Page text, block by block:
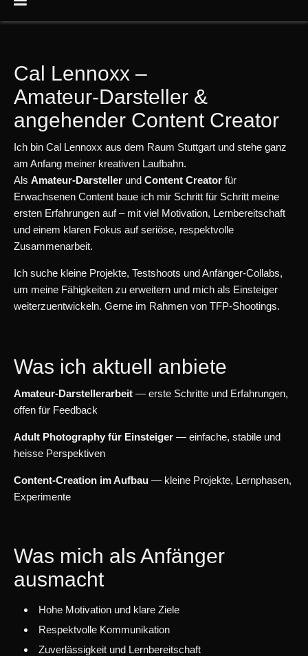
Cal Lennoxx –
Amateur‑Darsteller &
angehender Content Creator
Ich bin Cal Lennoxx aus dem Raum Stuttgart und stehe ganz
am Anfang meiner kreativen Laufbahn.
Als Amateur‑Darsteller und Content Creator für
Erwachsenen Content baue ich mir Schritt für Schritt meine
ersten Erfahrungen auf – mit viel Motivation, Lernbereitschaft
und einem klaren Fokus auf seriöse, respektvolle
Zusammenarbeit.
Ich suche kleine Projekte, Testshoots und Anfänger‑Collabs,
um meine Fähigkeiten zu erweitern und mich als Einsteiger
weiterzuentwickeln. Gerne im Rahmen von TFP-Shootings.
Was ich aktuell anbiete
Amateur‑Darstellerarbeit — erste Schritte und Erfahrungen,
offen für Feedback
Adult Photography für Einsteiger — einfache, stabile und
heisse Perspektiven
Content‑Creation im Aufbau — kleine Projekte, Lernphasen,
Experimente
Was mich als Anfänger
ausmacht
Hohe Motivation und klare Ziele
Respektvolle Kommunikation
Zuverlässigkeit und Lernbereitschaft